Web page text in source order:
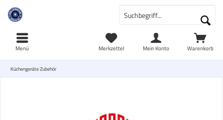
Warenkorb
Merkzettel Mein Konto
Menü
Küchengeräte Zubehör